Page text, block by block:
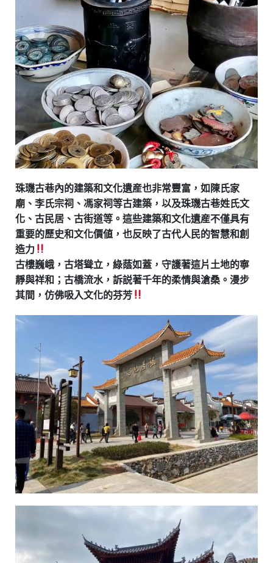
珠璣古巷內的建築和文化遺産也非常豐富，如陳氏家
廟、李氏宗祠、馮家祠等古建築，以及珠璣古巷姓氏文
化、古民居、古街道等。這些建築和文化遺産不僅具有
重要的歷史和文化價値，也反映了古代人民的智慧和創
造力
古樓巍峨，古塔聳立，綠蔭如蓋，守護著這片土地的寧
靜與祥和；古橋流水，訴説著千年的柔情與滄桑。漫步
其間，仿佛吸入文化的芬芳